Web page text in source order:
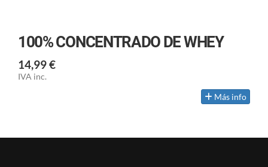
100% CONCENTRADO DE WHEY
14,99 €
IVA inc.
Más info